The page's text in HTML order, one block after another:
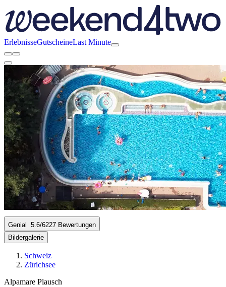
ErlebnisseGutscheineLast Minute
Genial 5.6/6227 Bewertungen
Bildergalerie
Schweiz
Zürichsee
Alpamare Plausch